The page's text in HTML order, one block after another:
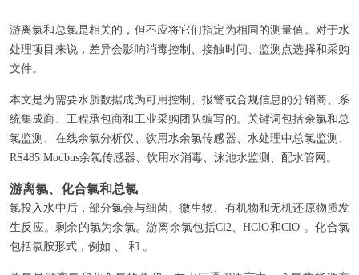
游离氯和总氯是相关的，但不应将它们指定为相同的测量值。对于水
处理项目来说，差异会影响消毒控制、接触时间、监测点选择和采购
文件。
本文是为需要水质数据成为可用控制、报警或合规信息的分销商、系
统集成商、工程承包商和工业采购团队编写的。关键词包括余氯和总
氯监测、在线余氯分析仪、饮用水余氯传感器、水处理中总氯监测、
RS485 Modbus余氯传感器、饮用水消毒、泳池水监测、配水管网。
游离氯、化合氯和总氯
氯投入水中后，部分氯会与细菌、微生物、有机物和无机还原物质发
生反应。剩余的氯为余氯。游离余氯包括Cl2、HClO和ClO-。化合氯
包括氯胺形式，例如 、 和 。